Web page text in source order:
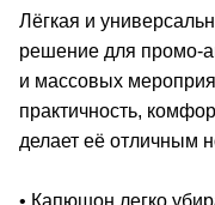
Лёгкая и
решение для промо-
и массовых
практичность,
делает её отличным
• Капюшон легко